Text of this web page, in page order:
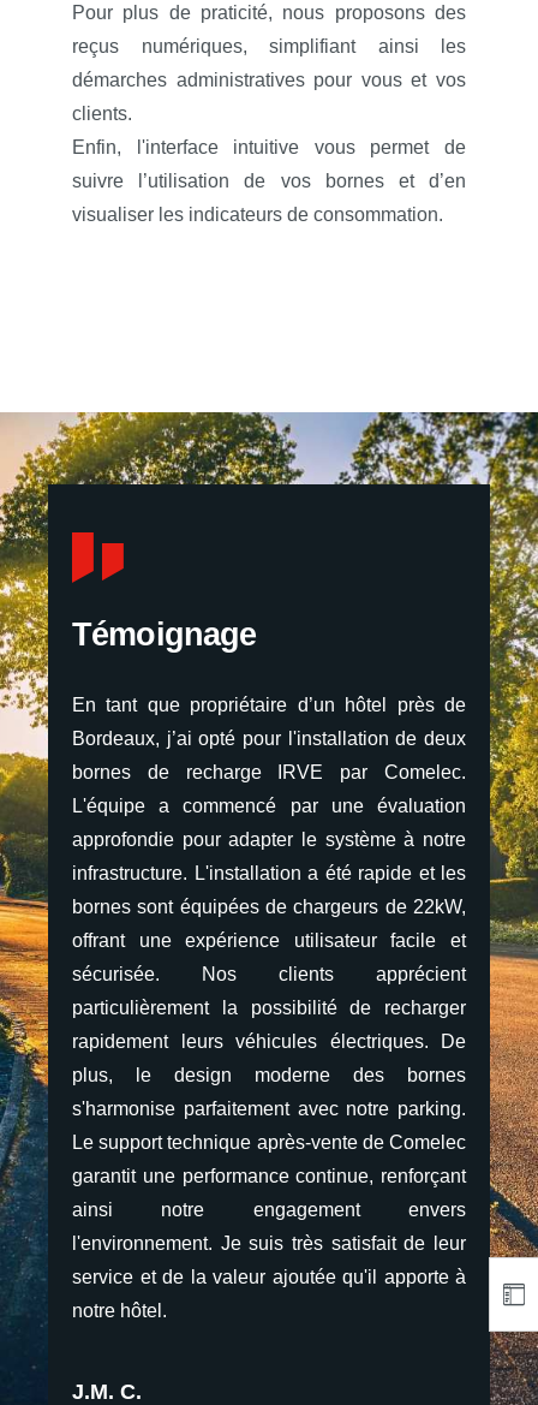
Pour plus de praticité, nous proposons des
reçus numériques, simplifiant ainsi les
démarches administratives pour vous et vos
clients.
Enfin, l'interface intuitive vous permet de
suivre l’utilisation de vos bornes et d’en
visualiser les indicateurs de consommation.
Témoignage
de
les
et
De
à
En tant que propriétaire d’un hôtel près de
Bordeaux, j’ai opté pour l'installation de deux
bornes de recharge IRVE par Comelec.
L'équipe a commencé par une évaluation
approfondie pour adapter le système à notre
infrastructure. L'installation a été rapide et les
bornes sont équipées de chargeurs de 22kW,
offrant une expérience utilisateur facile et
sécurisée. Nos clients apprécient
particulièrement la possibilité de recharger
rapidement leurs véhicules électriques. De
plus, le design moderne des bornes
s'harmonise parfaitement avec notre parking.
Le support technique après-vente de Comelec
garantit une performance continue, renforçant
ainsi notre engagement envers
l'environnement. Je suis très satisfait de leur
service et de la valeur ajoutée qu'il apporte à
notre hôtel.
J.M. C.
En
Le